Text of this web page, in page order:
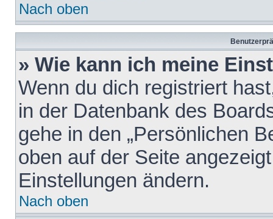
Nach oben
» Wie kann ich meine
Wenn du dich registriert
in der Datenbank des
gehe in den „Persönlichen
oben auf der Seite
Einstellungen ändern.
Nach oben